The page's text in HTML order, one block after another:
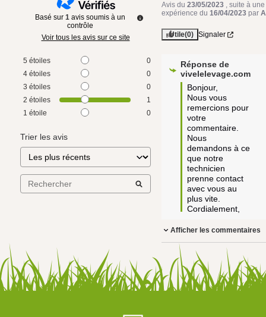
Basé sur 1 avis soumis à un
contrôle
Voir tous les avis sur ce site
5 étoiles
0
4 étoiles
0
3 étoiles
0
2 étoiles
1
1 étoile 0
Trier les avis
Avis du23/05/2023 , suite à une
expérience du16/04/2023 par
Utile(0) Signaler
Réponse de
vivelelevage.com
Bonjour,
Nous vous
remercions pour
votre
commentaire.
Nous
demandons à ce
que notre
technicien
prenne contact
avec vous au
plus vite.
Cordialement,
Afficher les commentaires